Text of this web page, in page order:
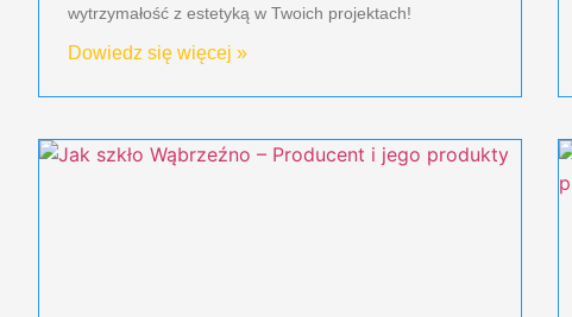
wytrzymałość z estetyką w Twoich projektach!
Dowiedz się więcej »